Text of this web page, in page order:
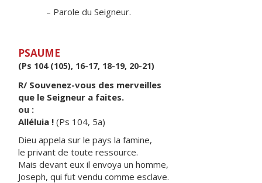
– Parole du Seigneur.
PSAUME
(Ps 104 (105), 16-17, 18-19, 20-21)
R/ Souvenez-vous des merveilles
que le Seigneur a faites.
ou :
Alléluia ! (Ps 104, 5a)
Dieu appela sur le pays la famine,
le privant de toute ressource.
Mais devant eux il envoya un homme,
Joseph, qui fut vendu comme esclave.